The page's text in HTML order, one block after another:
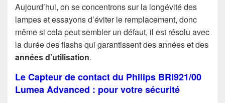
Aujourd’hui, on se concentrons sur la longévité des
lampes et essayons d’éviter le remplacement, donc
même si cela peut sembler un défaut, il est résolu avec
la durée des flashs qui garantissent des années et des
années d’utilisation.
Le Capteur de contact du Philips BRI921/00
Lumea Advanced : pour votre sécurité